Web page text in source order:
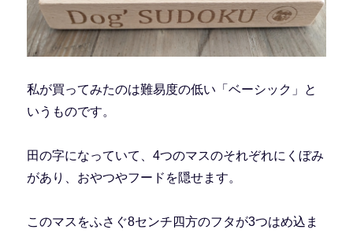
私が買ってみたのは難易度の低い「ベーシック」と
いうものです。
田の字になっていて、4つのマスのそれぞれにくぼみ
があり、おやつやフードを隠せます。
このマスをふさぐ8センチ四方のフタが3つはめ込ま